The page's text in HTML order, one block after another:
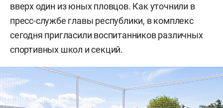
вверх один из юных пловцов. Как уточнили в
пресс-службе главы республики, в комплекс
сегодня пригласили воспитанников различных
спортивных школ и секций.